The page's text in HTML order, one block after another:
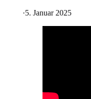
·5. Januar 2025